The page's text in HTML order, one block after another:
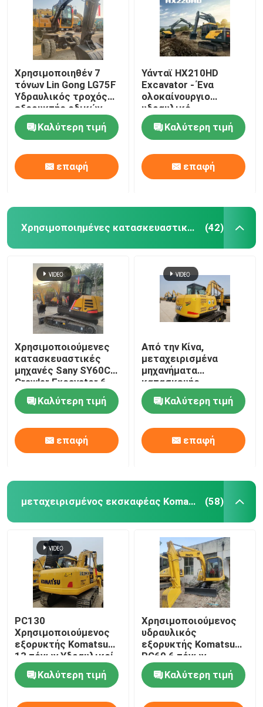
Χρησιμοποιημένα γερανόφορα
Χρησιμοποιούμενος διαχωριστικός μηχανισμός
Χρησιμοποιημένα τροχαία ρόλλα
Εφοδιαστικό μηχανισμό
Χρησιμοποιηθέν 7
τόνων Lin Gong LG75F
Υδραυλικός τροχός
εξορυκτής οδικών
κατασκευών
μηχανήματα
Καλύτερη τιμή
επαφή
Υάνταϊ HX210HD
Excavator - Ένα
ολοκαίνουργιο
υδραυλικό
εξορυκτήρα από την
Κίνα Καλύτερη τιμή
επαφή
Χρησιμοποιημένες κατασκευαστικές μηχανές (42)
Χρησιμοποιούμενες
κατασκευαστικές
μηχανές Sany SY60C
Crawler Excavator 6
Ton
Καλύτερη τιμή
επαφή
Από την Κίνα,
μεταχειρισμένα
μηχανήματα
κατασκευής,
μεταχειρισμένα
σκάφη Sany 75
Καλύτερη τιμή
επαφή
μεταχειρισμένος εκσκαφέας Komatsu (58)
PC130
Χρησιμοποιούμενος
εξορυκτής Komatsu
13 τόνων Υδραυλικοί
εξορυκτές σέρβους
Καλύτερη τιμή
Χρησιμοποιούμενος
υδραυλικός
εξορυκτής Komatsu
PC60 6 τόνων
Καλύτερη τιμή